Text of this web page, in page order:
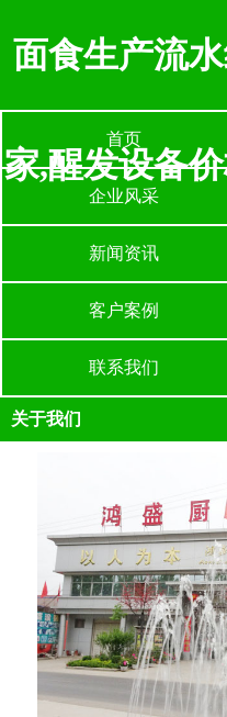
面食生产流
家,醒发设备
首页
企业风采
新闻资讯
客户案例
联系我们
关于我们